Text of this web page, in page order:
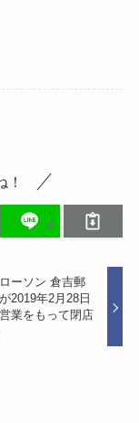
ローソン 倉吉郵
2019年2月28日
営業をもって閉店